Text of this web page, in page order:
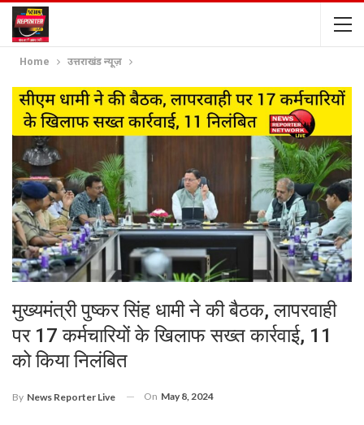
Home उत्तराखंड न्यूज़
मुख्यमंत्री पुष्कर सिंह धामी ने की बैठक, लापरवाही
पर 17 कर्मचारियों के खिलाफ सख्त कार्रवाई, 11
को किया निलंबित
By News Reporter Live On May 8, 2024